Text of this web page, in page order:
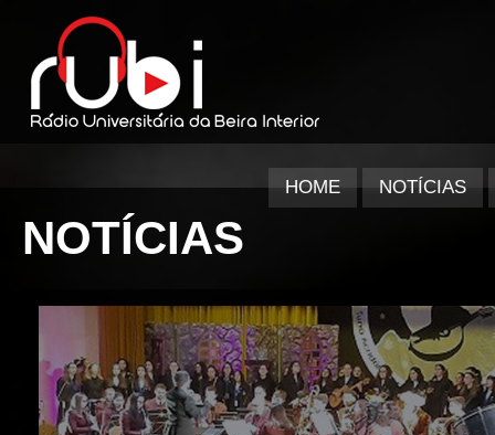
HOME NOTÍCIAS
NOTÍCIAS